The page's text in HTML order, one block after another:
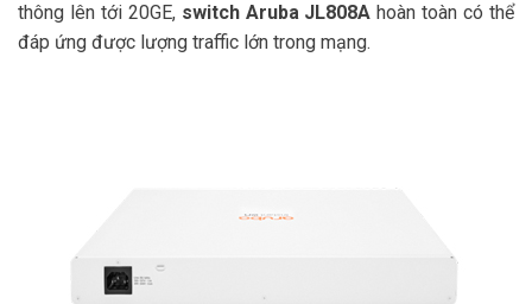
thông lên tới 20GE, switch Aruba JL808A hoàn toàn có thể
đáp ứng được lượng traffic lớn trong mạng.